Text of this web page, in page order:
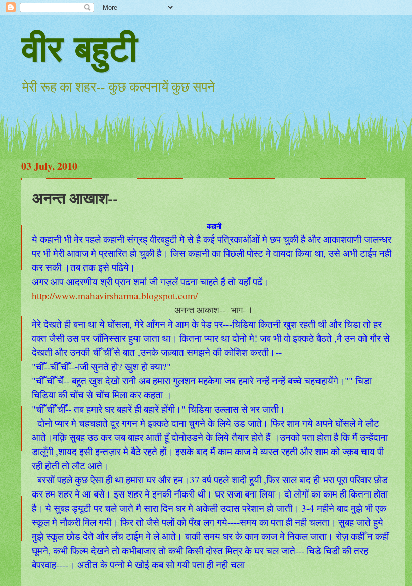
वीर बहुटी
मेरी रूह का शहर-- कुछ कल्पनायें कुछ सपने
03 July, 2010
अनन्त आखाश--
कहानी
ये कहानी भी मेर पहले कहानी संग्रह् वीरबहुटी मे से है कई पत्रिकाओंओं मे छप चुकी है और आकाशवाणी जालन्धर
पर भी मेरी आवाज मे प्रसारित हो चुकी है। जिस कहानी का पिछली पोस्ट मे वायदा किया था, उसे अभी टाईप नही
कर सकी ।तब तक इसे पढिये।
अगर आप आदरणीय श्री प्रान शर्मा जी गज़लें पढना चाहते हैं तो यहाँ पढें।
http://www.mahavirsharma.blogspot.com/
अनन्त आकाश-- भाग- 1
मेरे देखते ही बना था ये घोंसला, मेरे आँगन मे आम के पेड पर---चिडिया कितनी खुश रहती थी और चिडा तो हर
वक्त जैसी उस पर जाँनिस्सार हुया जाता था। कितना प्यार था दोनो मे! जब भी वो इक्कठे बैठते ,मै उन को गौर से
देखती और उनकी चीँ चीँ से बात ,उनके जज़्बात समझने की कोशिश करती।--
"चीँ--चीँ चीँ---ाजी सुनते हो? खुश हो क्या?"
"चीँ चीँ चेँ-- बहुत खुश देखो रानी अब हमारा गुलशन महकेगा जब हमारे नन्हें नन्हें बच्चे चहचहायेंगे।"" चिडा
चिडिया की चोंच से चोंच मिला कर कहता ।
"चीँ चीँ चीँ-- तब हमारे घर बहारें ही बहारें होंगी।" चिडिया उल्लास से भर जाती।
दोनो प्यार मे चहचहाते दूर गगन मे इक्कठे दाना चुगने के लिये उड जाते। फिर शाम गये अपने घोंसले मे लौट
आते।मक़ि सुबह उठ कर जब बाहर आती हूँ दोनोउडने के लिये तैयार होते हैं ।उनको पता होता है कि मैं उन्हेंदाना
डालूँगी ,शायद इसी इन्तज़ार मे बैठे रहते हों। इसके बाद मैं काम काज मे व्यस्त रहती और शाम को ज्क़ब चाय पी
रही होती तो लौट आते।
बरसों पहले कुछ ऐसा ही था हमारा घर और हम।37 वर्ष पहले शादी हुयी ,फिर साल बाद ही भरा पूरा परिवार छोड
कर हम शहर मे आ बसे। इस शहर मे इनकी नौकरी थी। घर सजा बना लिया। दो लोगों का काम ही कितना होता
है। ये सुबह ड्यूटी पर चले जाते मै सारा दिन घर मे अकेली उदास परेशान हो जाती। 3-4 महीने बाद मुझे भी एक
स्कूल मे नौकरी मिल गयी। फिर तो जैसे पलों को पँख लग गये----समय का पता ही नही चलता। सुबह जाते हुये
मुझे स्कूल छोड देते और लँच टाईम मे ले आते। बाकी समय घर के काम काज मे निकल जाता। रोज़ कहीँ न कहीं
घूमने, कभी फिल्म देखने तो कभीबाजार तो कभी किसी दोस्त मित्र के घर चल जाते--- चिडे चिडी की तरह
बेपरवाह----। अतीत के पन्नो मे खोई कब सो गयी पता ही नही चला